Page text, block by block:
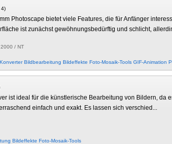
4)
Photoscape bietet viele Features, die für Anfänger
ist zunächst gewöhnungsbedürftig und schlicht,
/ NT
Bildbearbeitung Bildeffekte Foto-Mosaik-Tools GIF-Animation
ist ideal für die künstlerische Bearbeitung von Bildern, da
einfach und exakt. Es lassen sich verschied...
Bildeffekte Foto-Mosaik-Tools